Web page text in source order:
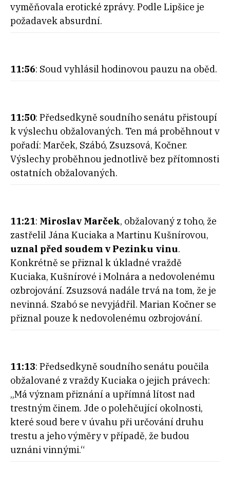
vyměňovala erotické zprávy. Podle Lipšice je
požadavek absurdní.
11:56: Soud vyhlásil hodinovou pauzu na oběd.
11:50: Předsedkyně soudního senátu přistoupí
k výslechu obžalovaných. Ten má proběhnout v
pořadí: Marček, Szábó, Zsuzsová, Kočner.
Výslechy proběhnou jednotlivě bez přítomnosti
ostatních obžalovaných.
11:21: Miroslav Marček, obžalovaný z toho, že
zastřelil Jána Kuciaka a Martinu Kušnírovou,
uznal před soudem v Pezinku vinu.
Konkrétně se přiznal k úkladné vraždě
Kuciaka, Kušnírové i Molnára a nedovolenému
ozbrojování. Zsuzsová nadále trvá na tom, že je
nevinná. Szabó se nevyjádřil. Marian Kočner se
přiznal pouze k nedovolenému ozbrojování.
11:13: Předsedkyně soudního senátu poučila
obžalované z vraždy Kuciaka o jejich právech:
„Má význam přiznání a upřímná lítost nad
trestným činem. Jde o polehčující okolnosti,
které soud bere v úvahu při určování druhu
trestu a jeho výměry v případě, že budou
uznáni vinnými.“